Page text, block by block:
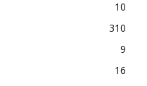
10
310
9
16